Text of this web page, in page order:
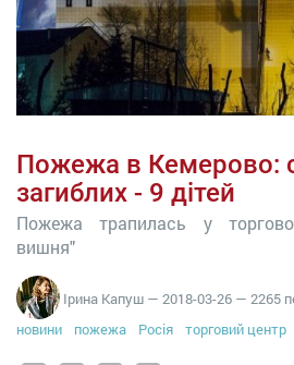
Пожежа в Кемерово:
загиблих - 9 дітей
Пожежа трапилась у
вишня"
Ірина Капуш — 2018-03-26 — 2265
новини
пожежа Росія торговий центр